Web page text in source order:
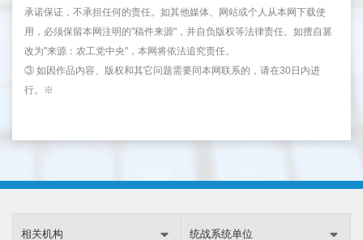
承诺保证，不承担任何的责任。如其他媒体、网站或个人从本网下载使
用，必须保留本网注明的"稿件来源"，并自负版权等法律责任。如擅自篡
改为"来源：农工党中央"，本网将依法追究责任。
③ 如因作品内容、版权和其它问题需要同本网联系的，请在30日内进
行。※
相关机构 统战系统单位